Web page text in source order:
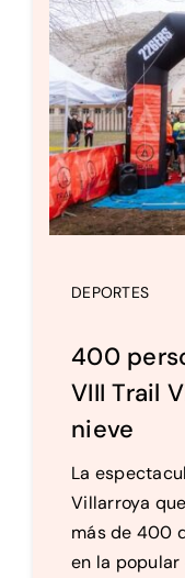
Setas
Contacto
DEPORTES
400
VIII Trail
nieve
La
Villarroya
más de 400
en la